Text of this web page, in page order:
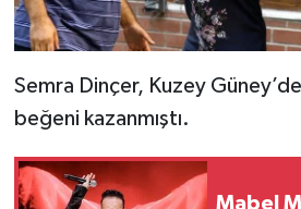
Semra Dinçer, Kuzey
beğeni kazanmıştı.
Mabel